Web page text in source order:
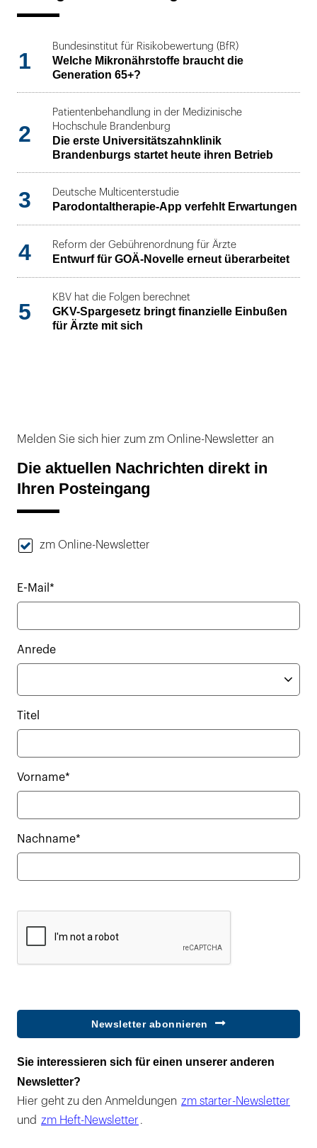
1
Bundesinstitut für Risikobewertung (BfR)
Welche Mikronährstoffe braucht die
Generation 65+?
2
Patientenbehandlung in der Medizinische
Hochschule Brandenburg
Die erste Universitätszahnklinik
Brandenburgs startet heute ihren Betrieb
3 Deutsche Multicenterstudie
Parodontaltherapie-App verfehlt Erwartungen
4 Reform der Gebührenordnung für Ärzte
Entwurf für GOÄ-Novelle erneut überarbeitet
5
KBV hat die Folgen berechnet
GKV-Spargesetz bringt finanzielle Einbußen
für Ärzte mit sich
Melden Sie sich hier zum zm Online-Newsletter an
Die aktuellen Nachrichten direkt in
Ihren Posteingang
zm Online-Newsletter
E-Mail*
Anrede
Titel
Vorname*
Nachname*
Newsletter abonnieren
Sie interessieren sich für einen unserer anderen
Newsletter?
Hier geht zu den Anmeldungen zm starter-Newsletter
und zm Heft-Newsletter .